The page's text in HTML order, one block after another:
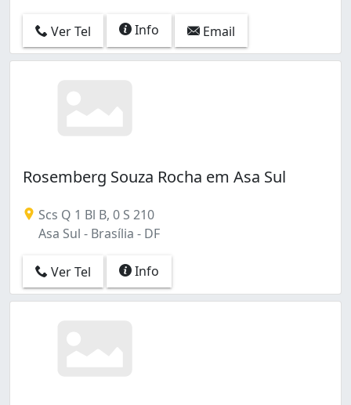
Ver Tel Info Email
Rosemberg Souza Rocha em Asa Sul
Scs Q 1 Bl B, 0 S 210
Asa Sul - Brasília - DF
Ver Tel Info